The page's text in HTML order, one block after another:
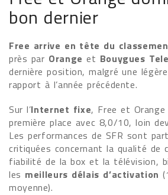
bon dernier
Free arrive en tête du
près par Orangeet Bouygues
dernière position, malgré une
rapport à l’année précédente.
Sur l’Internet fixe, Free et
première place avec 8,0/10, loin
Les performances de SFR sont
critiquées concernant la qualité de
fiabilité de la box et la télévision,
les meilleurs délais d’activation
moyenne).